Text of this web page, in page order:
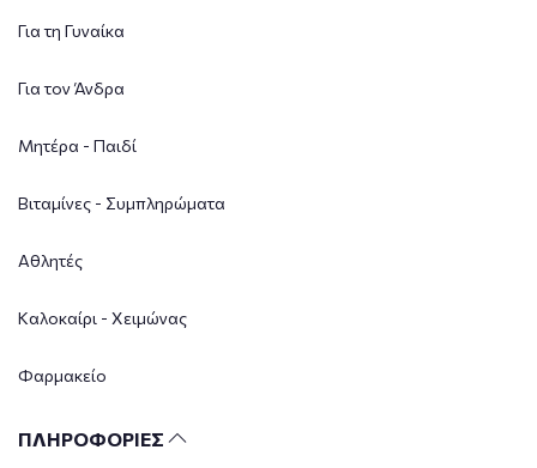
Για τη Γυναίκα
Για τον Άνδρα
Μητέρα - Παιδί
Βιταμίνες - Συμπληρώματα
Αθλητές
Καλοκαίρι - Χειμώνας
Φαρμακείο
ΠΛΗΡΟΦΟΡΙΕΣ